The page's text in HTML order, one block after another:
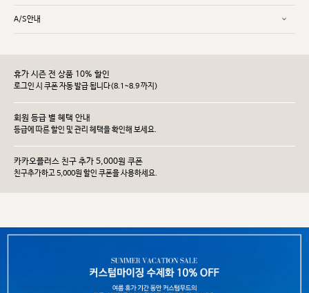
A/S안내
휴가 시즌 전 상품 10% 할인
로그인 시 쿠폰 자동 발급 됩니다(8.1~8.9 까지)
회원 등급 별 혜택 안내
등급에 따른 할인 및 관리 헤택을 확인해 보세요.
카카오플러스 친구 추가 5,000원 쿠폰
친구추가하고 5,000원 할인 쿠폰을 사용하세요.